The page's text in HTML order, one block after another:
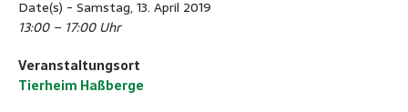
Date(s) - Samstag, 13. April 2019
13:00 – 17:00 Uhr
Veranstaltungsort
Tierheim Haßberge